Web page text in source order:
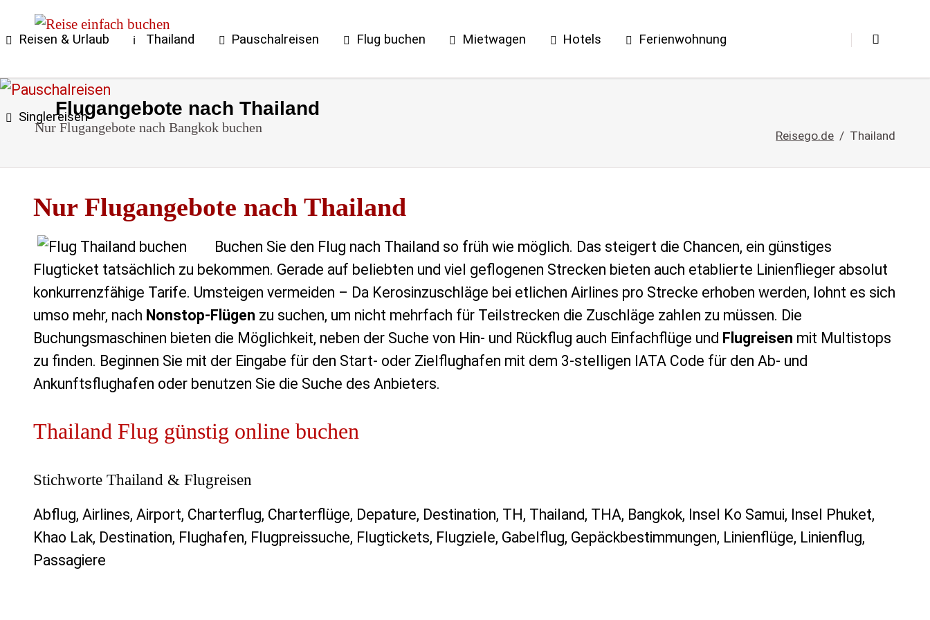
Reisen & Urlaub Thailand Pauschalreisen Flug buchen Mietwagen Hotels Ferienwohnung
SinglereisenFlugangebote nach Thailand
Nur Flugangebote nach Bangkok buchen
Reisego.de Thailand
Nur Flugangebote nach Thailand
Buchen Sie den Flug nach Thailand so früh wie möglich. Das steigert die Chancen, ein günstiges
Flugticket tatsächlich zu bekommen. Gerade auf beliebten und viel geflogenen Strecken bieten auch etablierte Linienflieger absolut
konkurrenzfähige Tarife. Umsteigen vermeiden – Da Kerosinzuschläge bei etlichen Airlines pro Strecke erhoben werden, lohnt es sich
umso mehr, nach Nonstop-Flügen zu suchen, um nicht mehrfach für Teilstrecken die Zuschläge zahlen zu müssen. Die
Buchungsmaschinen bieten die Möglichkeit, neben der Suche von Hin- und Rückflug auch Einfachflüge und Flugreisen mit Multistops
zu finden. Beginnen Sie mit der Eingabe für den Start- oder Zielflughafen mit dem 3-stelligen IATA Code für den Ab- und
Ankunftsflughafen oder benutzen Sie die Suche des Anbieters.
Thailand Flug günstig online buchen
Stichworte Thailand & Flugreisen
Abflug, Airlines, Airport, Charterflug, Charterflüge, Depature, Destination, TH, Thailand, THA, Bangkok, Insel Ko Samui, Insel Phuket,
Khao Lak, Destination, Flughafen, Flugpreissuche, Flugtickets, Flugziele, Gabelflug, Gepäckbestimmungen, Linienflüge, Linienflug,
Passagiere